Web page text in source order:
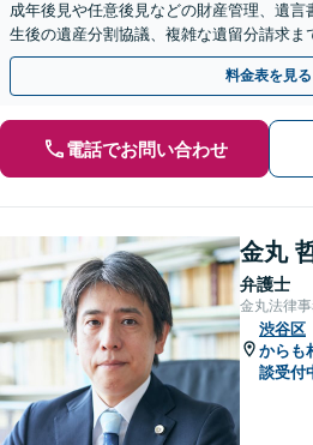
成年後見や任意後見などの財産管理、遺
生後の遺産分割協議、複雑な遺留分請求ま
との連携力を活かした最適解の追求【
料金表を見る
電話でお問い合わせ
金丸
弁護士
金丸法律
渋谷区
からも
談受付